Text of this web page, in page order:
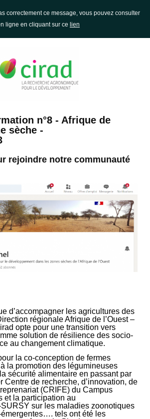
correctement ce message, vous pouvez consulter
ligne en cliquant sur ce lien
n°8 - Afrique de
sèche -
rejoindre notre communauté
d’accompagner les agricultures des
régionale Afrique de l’Ouest –
opte pour une transition vers
solution de résilience des socio-
au changement climatique.
la co-conception de fermes
la promotion des légumineuses
sécurité alimentaire en passant par
Centre de recherche, d’innovation, de
(CRIFE) du Campus
et la participation au
sur les maladies zoonotiques
tels ont été les